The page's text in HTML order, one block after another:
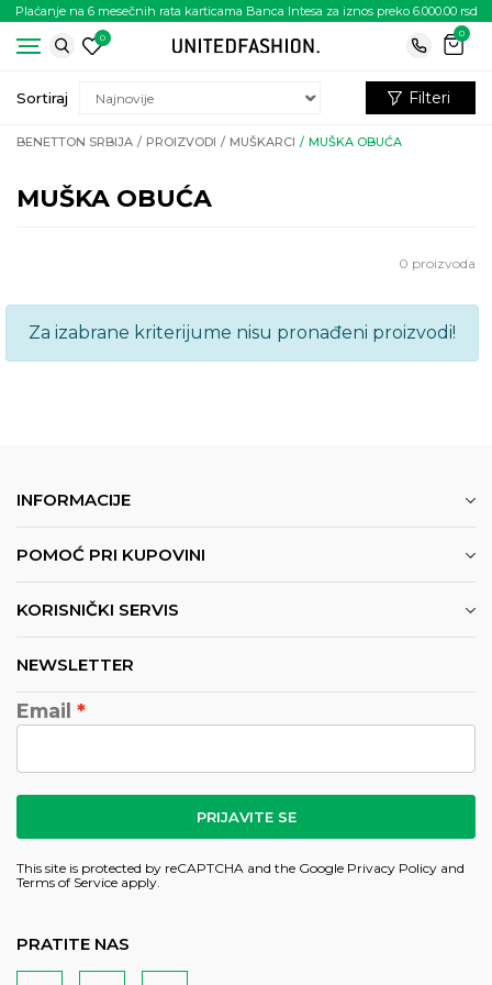
Plaćanje na 6 mesečnih rata karticama Banca Intesa za iznos preko 6.000.00 rsd
0
0
BENETTON SRBIJA PROIZVODI MUŠKARCI MUŠKA OBUĆA
MUŠKA OBUĆA
Sortiraj Filteri
0 proizvoda
Za izabrane kriterijume nisu pronađeni proizvodi!
INFORMACIJE
POMOĆ PRI KUPOVINI
KORISNIČKI SERVIS
NEWSLETTER
Email
PRIJAVITE SE
This site is protected by reCAPTCHA and the Google Privacy Policy and
Terms of Service apply.
PRATITE NAS